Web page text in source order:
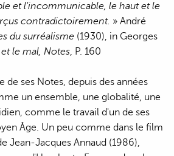
et l'incommunicable, le haut et le
contradictoirement. » André
du surréalisme (1930), in Georges
le mal, Notes, P. 160
de ses Notes, depuis des années
un ensemble, une globalité, une
comme le travail d'un de ses
Âge. Un peu comme dans le film
Jean-Jacques Annaud (1986),